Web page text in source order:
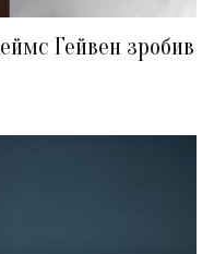
Гейвен зробив